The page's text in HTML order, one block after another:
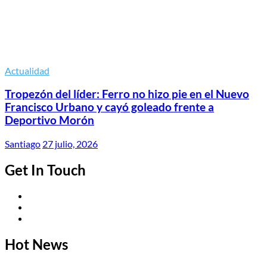
Actualidad
Tropezón del líder: Ferro no hizo pie en el Nuevo
Francisco Urbano y cayó goleado frente a
Deportivo Morón
Santiago 27 julio, 2026
Get In Touch
Hot News